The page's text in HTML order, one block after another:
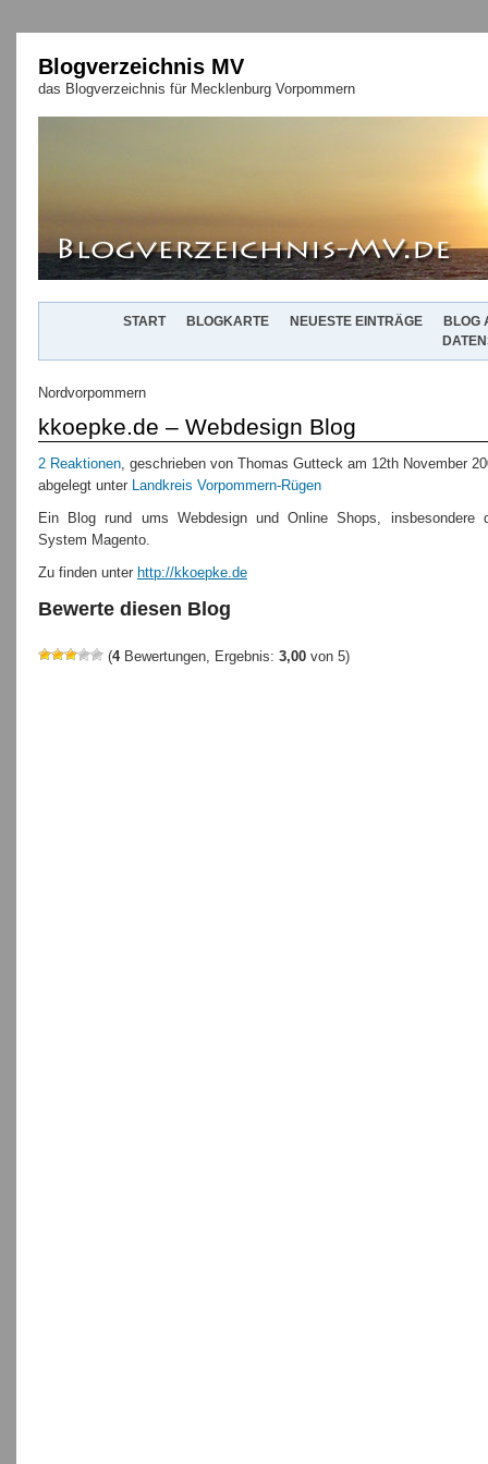
Blogverzeichnis MV
das Blogverzeichnis für Mecklenburg Vorpommern
START BLOGKARTE NEUESTE EINTRÄGE
BLOG
Nordvorpommern
kkoepke.de – Webdesign Blog
2 Reaktionen, geschrieben von Thomas Gutteck am 12th November
abgelegt unter Landkreis Vorpommern-Rügen
Ein Blog rund ums Webdesign und Online Shops, insbesondere
System Magento.
Zu finden unter http://kkoepke.de
Bewerte diesen Blog
(4Bewertungen, Ergebnis: 3,00 von 5)